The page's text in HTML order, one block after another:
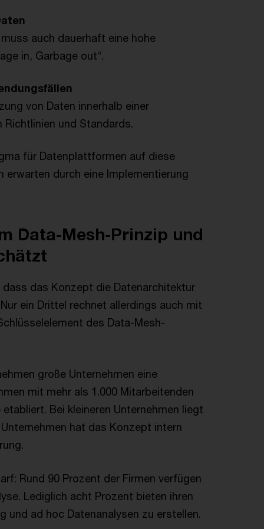
auch dauerhaft eine hohe
in, Garbage out“.
von Daten innerhalb einer
und Standards.
für Datenplattformen auf diese
erwarten durch eine Implementierung
Data-Mesh-Prinzip und
das Konzept die Datenarchitektur
ein Drittel rechnet allerdings auch mit
des Data-Mesh-
große Unternehmen eine
mit mehr als 1.000 Mitarbeitenden
Bei kleineren Unternehmen liegt
hat das Konzept intern
Rund 90 Prozent der Firmen verfügen
Lediglich acht Prozent bieten ihren
und ad hoc Datenanalysen zu erstellen.